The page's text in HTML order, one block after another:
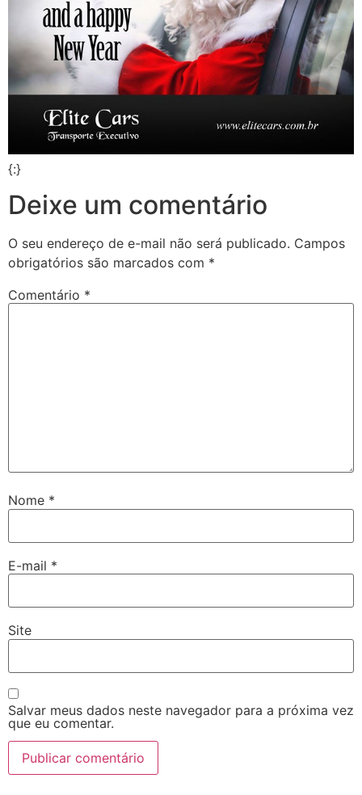
{:}
Deixe um comentário
O seu endereço de e-mail não será publicado. Campos
obrigatórios são marcados com *
Comentário *
Nome *
E-mail *
Site
Salvar meus dados neste navegador para a próxima vez
que eu comentar.